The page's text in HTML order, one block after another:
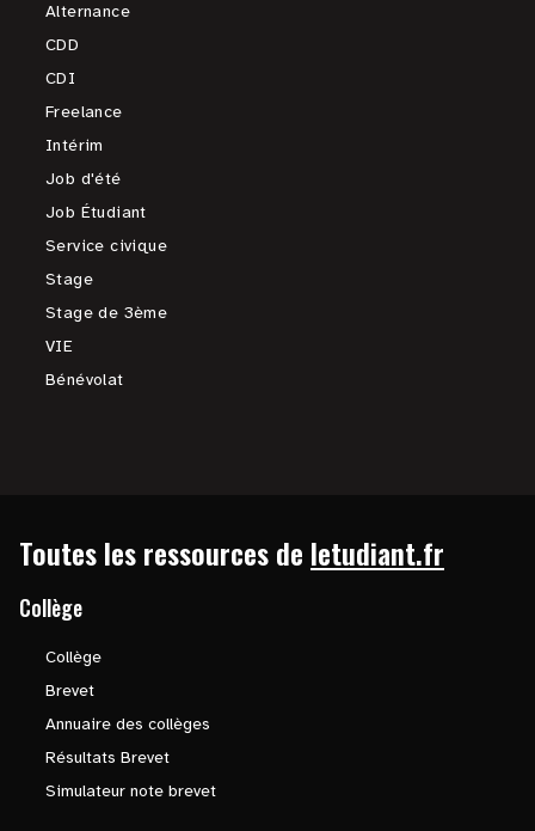
Alternance
CDD
CDI
Freelance
Intérim
Job d'été
Job Étudiant
Service civique
Stage
Stage de 3ème
VIE
Bénévolat
Toutes les ressources de letudiant.fr
Collège
Collège
Brevet
Annuaire des collèges
Résultats Brevet
Simulateur note brevet